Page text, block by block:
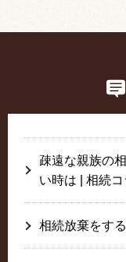
疎遠な親族の
い時は | 相続コ
相続放棄をす